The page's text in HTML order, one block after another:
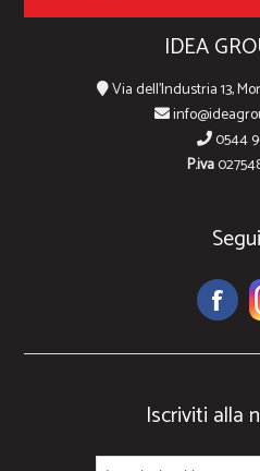
IDEA
Via dell'Industria 13,
0544
P.iva
Iscriviti alla